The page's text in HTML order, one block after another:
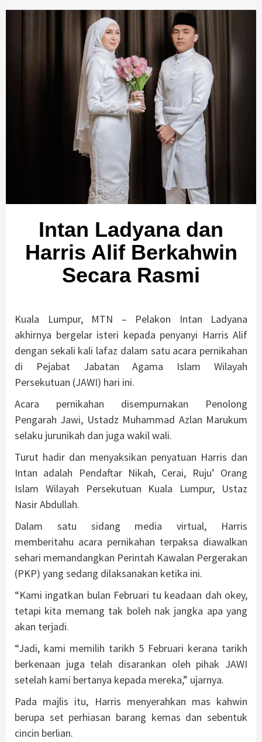
Intan Ladyana dan
Harris Alif Berkahwin
Secara Rasmi
Kuala Lumpur, MTN – Pelakon Intan Ladyana
akhirnya bergelar isteri kepada penyanyi Harris Alif
dengan sekali kali lafaz dalam satu acara pernikahan
di Pejabat Jabatan Agama Islam Wilayah
Persekutuan (JAWI) hari ini.
Acara pernikahan disempurnakan Penolong
Pengarah Jawi, Ustadz Muhammad Azlan Marukum
selaku jurunikah dan juga wakil wali.
Turut hadir dan menyaksikan penyatuan Harris dan
Intan adalah Pendaftar Nikah, Cerai, Ruju’ Orang
Islam Wilayah Persekutuan Kuala Lumpur, Ustaz
Nasir Abdullah.
Dalam satu sidang media virtual, Harris
memberitahu acara pernikahan terpaksa diawalkan
sehari memandangkan Perintah Kawalan Pergerakan
(PKP) yang sedang dilaksanakan ketika ini.
“Kami ingatkan bulan Februari tu keadaan dah okey,
tetapi kita memang tak boleh nak jangka apa yang
akan terjadi.
“Jadi, kami memilih tarikh 5 Februari kerana tarikh
berkenaan juga telah disarankan oleh pihak JAWI
setelah kami bertanya kepada mereka,” ujarnya.
Pada majlis itu, Harris menyerahkan mas kahwin
berupa set perhiasan barang kemas dan sebentuk
cincin berlian.